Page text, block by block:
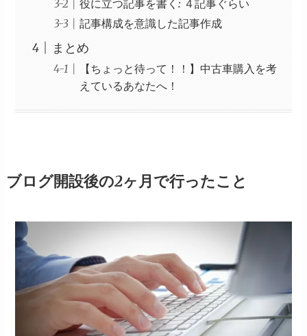
役に立つ記事を書く: ４記事ぐらい
記事構成を意識した記事作成
まとめ
【ちょっと待って！！】中古車購入を考
えているあなたへ！
ブログ開設後の2ヶ月で行ったこと